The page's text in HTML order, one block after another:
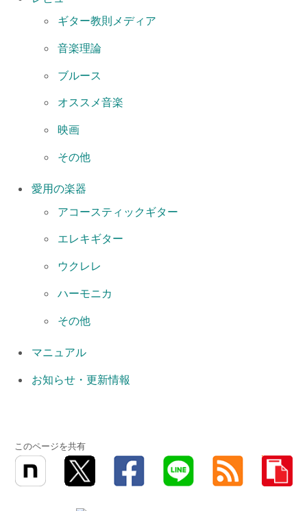
ギター教則メディア
音楽理論
ブルース
オススメ音楽
映画
その他
愛用の楽器
アコースティックギター
エレキギター
ウクレレ
ハーモニカ
その他
マニュアル
お知らせ・更新情報
このページを共有